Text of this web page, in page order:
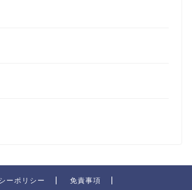
ーポリシー 免責事項